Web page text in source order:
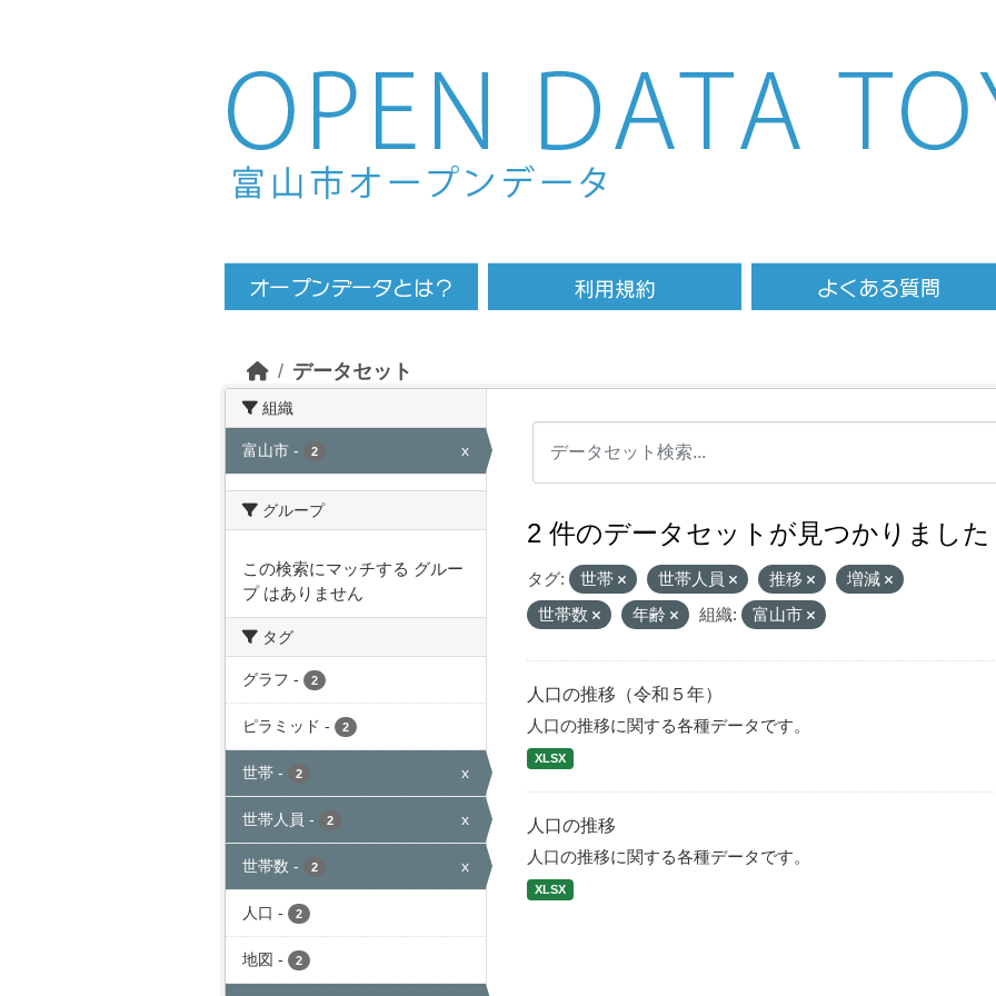
Skip to main content
データセット
組織
富山市 - 2 x
グループ
この検索にマッチする グルー
プ はありません
タグ
グラフ - 2
ピラミッド - 2
世帯 - 2 x
世帯人員 - 2 x
世帯数 - 2 x
人口 - 2
地図 - 2
2 件のデータセットが見つかりました
タグ: 世帯 世帯人員 推移
増減
世帯数
年齢 組織: 富山市
人口の推移（令和５年）
人口の推移に関する各種データです。
XLSX
人口の推移
人口の推移に関する各種データです。
XLSX